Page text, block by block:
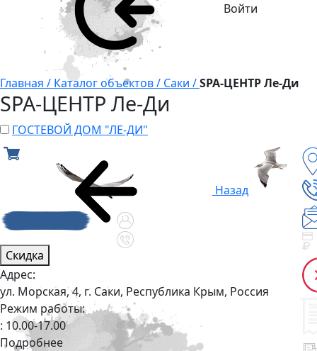
Войти
Главная / Каталог объектов / Саки /SPA-ЦЕНТР Ле-Ди
SPA-ЦЕНТР Ле-Ди
ГОСТЕВОЙ ДОМ "ЛЕ-ДИ"
Назад
Скидка
Адрес:
ул. Морская, 4, г. Саки, Республика Крым, Россия
Режим работы:
: 10.00-17.00
Подробнее